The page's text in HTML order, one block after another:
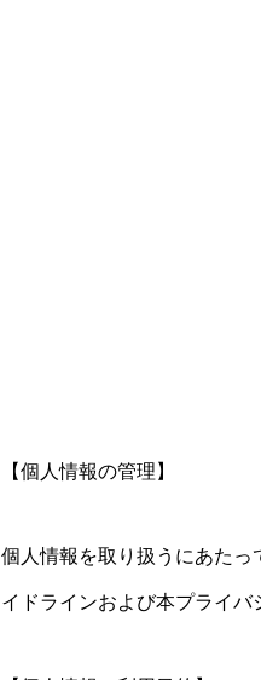
【個人情報の管理】
個人情報を取り扱うにあた
イドラインおよび本プライバ